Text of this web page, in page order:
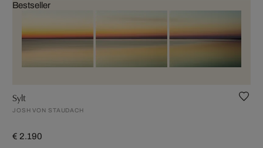
Bestseller
Sylt
JOSH VON STAUDACH
€ 2.190